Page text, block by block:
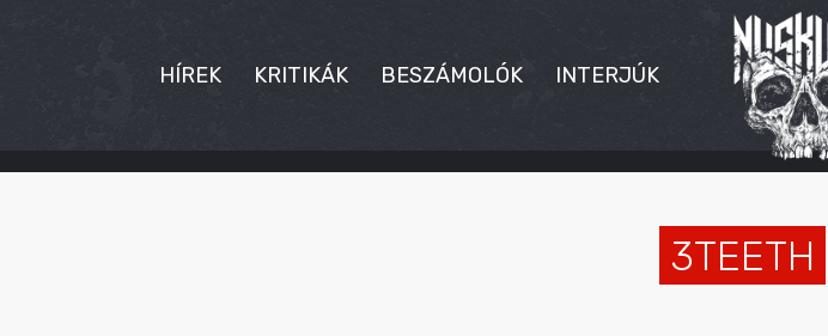
HÍREK KRITIKÁK BESZÁMOLÓK INTERJÚK
HÍREK
3TEETH